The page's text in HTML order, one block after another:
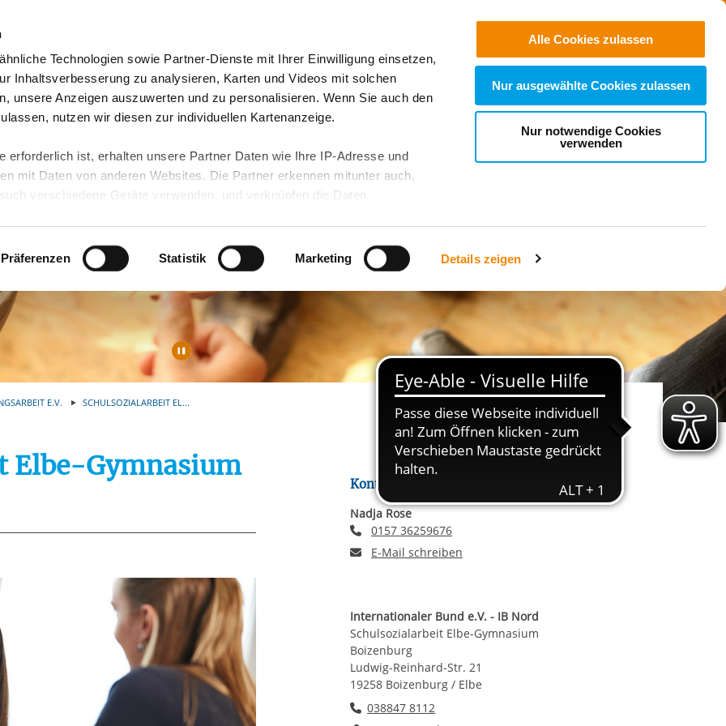
Technologien sowie Partner-Dienste mit Ihrer Einwilligung einsetzen,
Inhaltsverbesserung zu analysieren, Karten und Videos mit solchen
unsere Anzeigen auszuwerten und zu personalisieren. Wenn Sie auch den
nutzen wir diesen zur individuellen Kartenanzeige.
erforderlich ist, erhalten unsere Partner Daten wie Ihre IP-Adresse und
mit Daten von anderen Websites. Die Partner erkennen mitunter auch,
verschiedene Geräte verwenden, und verknüpfen die Daten
Daten führen kann.
unserenDatenschutzhinweisenund in unsererCookie-Übersicht. Wenn
Funktionen für diese Zwecke aktiviert sind, müssen Sie alle Cookie-
mittels nachfolgender Buttons über Ihre Einwilligung für diese
erteilte Einwilligung stets für die Zukunft widerrufen. Bitte beachten Sie:
sich nicht auf notwendige Cookies, die erforderlich zur Bereitstellung
und somit gewünschten Website-Funktionen sind. Diese Cookies setzen wir
und daher unabhängig von einer Einwilligung.
Präferenzen Statistik Marketing Details zeigen
Alle Cookies zulassen
Nur ausgewählte Cookies zulassen
Nur notwendige Cookies
verwenden
Suchen
& Angebote Presse & Themen Jobs & Karriere Spenden
Jobs
Automatische Wiedergabe starten/stoppen
E.V. SCHULSOZIALARBEIT EL...
Elbe-Gymnasium
Kontakt
Nadja Rose
Telefonnummer
0157 36259676
E-Mail an Nadja Rose
E-Mail schreiben
Internationaler Bund e.V. - IB Nord
Schulsozialarbeit Elbe-Gymnasium
Boizenburg
Ludwig-Reinhard-Str. 21
19258 Boizenburg / Elbe
Telefonnummer
038847 8112